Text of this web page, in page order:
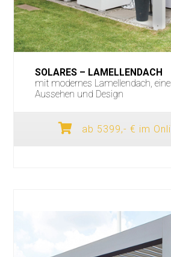
SOLARES – LAMELLENDACH
mit modernes Lamellendach,
Aussehen und Design
ab 5399,- € im